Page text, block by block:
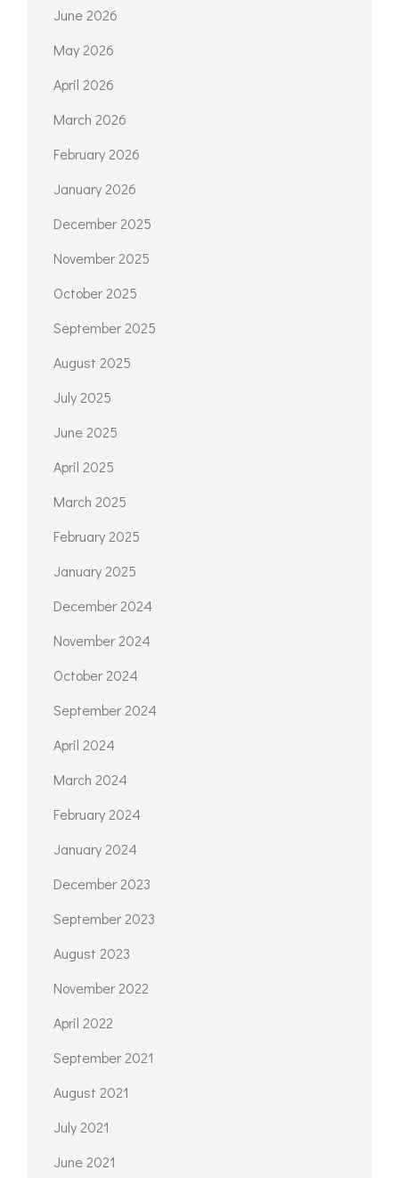
June 2026
May 2026
April 2026
March 2026
February 2026
January 2026
December 2025
November 2025
October 2025
September 2025
August 2025
July 2025
June 2025
April 2025
March 2025
February 2025
January 2025
December 2024
November 2024
October 2024
September 2024
April 2024
March 2024
February 2024
January 2024
December 2023
September 2023
August 2023
November 2022
April 2022
September 2021
August 2021
July 2021
June 2021